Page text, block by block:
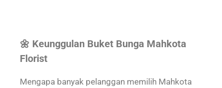
🌼 Keunggulan Buket Bunga Mahkota
Florist
Mengapa banyak pelanggan memilih Mahkota